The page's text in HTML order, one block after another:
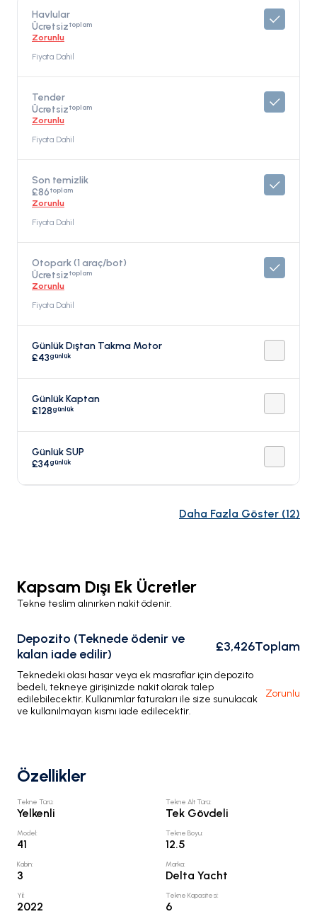
Havlular
Ücretsiztoplam
Zorunlu
Fiyata Dahil
Tender
Ücretsiztoplam
Zorunlu
Fiyata Dahil
Son temizlik
£86toplam
Zorunlu
Fiyata Dahil
Otopark (1 araç/bot)
Ücretsiztoplam
Zorunlu
Fiyata Dahil
Günlük Dıştan Takma Motor
£43günlük
Günlük Kaptan
£128günlük
Günlük SUP
£34günlük
Daha Fazla Göster (12)
Kapsam Dışı Ek Ücretler
Tekne teslim alınırken nakit ödenir.
Depozito (Teknede ödenir ve
kalan iade edilir)
£3,426Toplam
Teknedeki olası hasar veya ek masraflar için depozito
bedeli, tekneye girişinizde nakit olarak talep
edilebilecektir. Kullanımlar faturaları ile size sunulacak
ve kullanılmayan kısmı iade edilecektir.
Zorunlu
Özellikler
Tekne Türü:
Yelkenli
Tekne Alt Türü:
Tek Gövdeli
Model:
41
Tekne Boyu:
12.5
Kabin:
3
Marka:
Delta Yacht
Yıl:
2022
Tekne Kapasitesi:
6